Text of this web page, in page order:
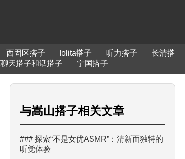
西固区搭子 lolita搭子 听力搭子
长清搭
聊天搭子和话搭子 宁国搭子
与嵩山搭子相关文章
### 探索“不是女优ASMR”：清新而独特的
听觉体验